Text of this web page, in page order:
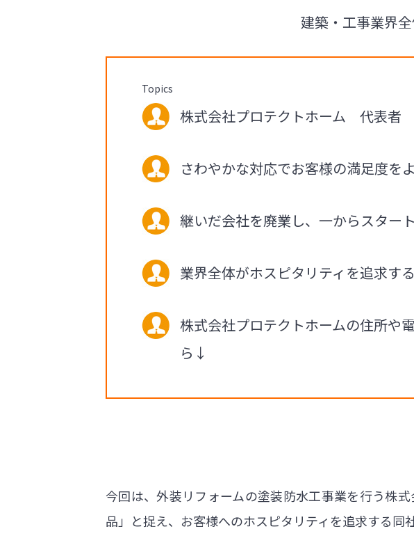
建築・工事業界
Topics
株式会社プロテクトホーム 代表者
さわやかな対応でお客様の満足度を
継いだ会社を廃業し、一からスタート
業界全体がホスピタリティを追求す
株式会社プロテクトホームの住所や
ら↓
今回は、外装リフォームの塗装防水工事業を行う株
品」と捉え、お客様へのホスピタリティを追求する同